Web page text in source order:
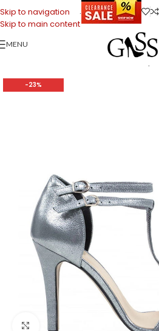
Skip to navigation
Skip to main content
.
MENU
Strona główna Sklep firmowy Gassu>
-23%
Kliknij, aby powiększyć